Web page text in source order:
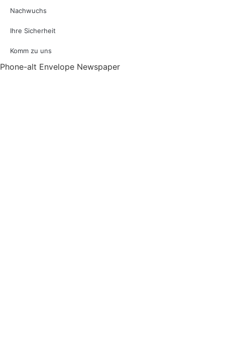
Nachwuchs
Ihre Sicherheit
Komm zu uns
Phone-alt Envelope Newspaper